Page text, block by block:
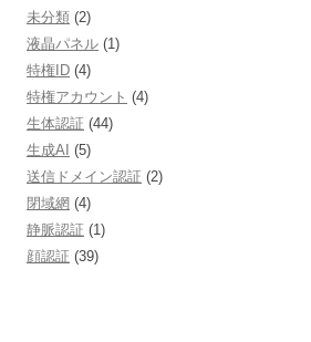
未分類 (2)
液晶パネル (1)
特権ID (4)
特権アカウント (4)
生体認証 (44)
生成AI (5)
送信ドメイン認証 (2)
閉域網 (4)
静脈認証 (1)
顔認証 (39)